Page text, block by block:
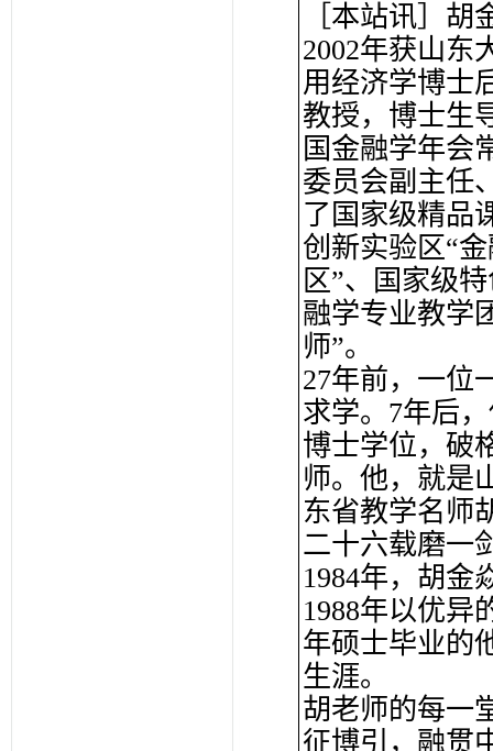
［本站讯］
2002年获山东
用经济学博士
教授，博士生
国金融学年会
委员会副主任
了国家级精品
创新实验区“
区”、国家级
融学专业教学
师”。
27年前，一位
求学。7年后
博士学位，破
师。他，就是
东省教学名师
二十六载磨一
1984年，胡金
1988年以优异
年硕士毕业的
生涯。
胡老师的每一
征博引，融贯